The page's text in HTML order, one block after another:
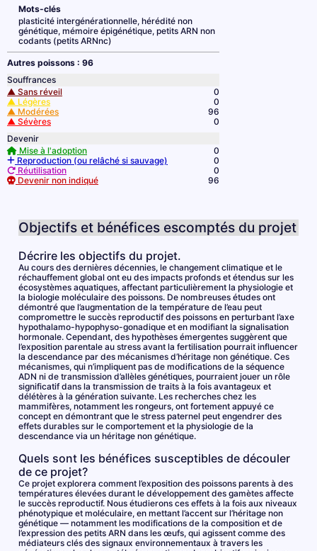
Mots-clés
plasticité intergénérationnelle, hérédité non
génétique, mémoire épigénétique, petits ARN non
codants (petits ARNnc)
Autres poissons : 96
Souffrances
▲ Sans réveil
0
▲ Légères
0
▲ Modérées
96
▲ Sévères
0
Devenir
Mise à l'adoption
0
Reproduction (ou relâché si sauvage)
0
Réutilisation
0
Devenir non indiqué
96
Objectifs et bénéfices escomptés du projet
Décrire les objectifs du projet.
Au cours des dernières décennies, le changement climatique et le
réchauffement global ont eu des impacts profonds et étendus sur les
écosystèmes aquatiques, affectant particulièrement la physiologie et
la biologie moléculaire des poissons. De nombreuses études ont
démontré que l’augmentation de la température de l’eau peut
compromettre le succès reproductif des poissons en perturbant l’axe
hypothalamo-hypophyso-gonadique et en modifiant la signalisation
hormonale. Cependant, des hypothèses émergentes suggèrent que
l’exposition parentale au stress avant la fertilisation pourrait influencer
la descendance par des mécanismes d’héritage non génétique. Ces
mécanismes, qui n’impliquent pas de modifications de la séquence
ADN ni de transmission d’allèles génétiques, pourraient jouer un rôle
significatif dans la transmission de traits à la fois avantageux et
délétères à la génération suivante. Les recherches chez les
mammifères, notamment les rongeurs, ont fortement appuyé ce
concept en démontrant que le stress paternel peut engendrer des
effets durables sur le comportement et la physiologie de la
descendance via un héritage non génétique.
Quels sont les bénéfices susceptibles de découler
de ce projet?
Ce projet explorera comment l’exposition des poissons parents à des
températures élevées durant le développement des gamètes affecte
le succès reproductif. Nous étudierons ces effets à la fois aux niveaux
phénotypique et moléculaire, en mettant l’accent sur l’héritage non
génétique — notamment les modifications de la composition et de
l’expression des petits ARN dans les œufs, qui agissent comme des
médiateurs clés des signaux environnementaux à travers les